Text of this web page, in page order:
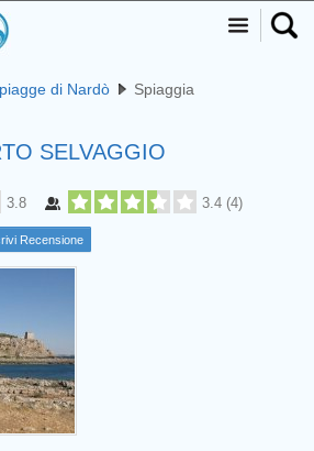
di Nardò
Spiaggia
SELVAGGIO
3.8 3.4 (4)
Recensione